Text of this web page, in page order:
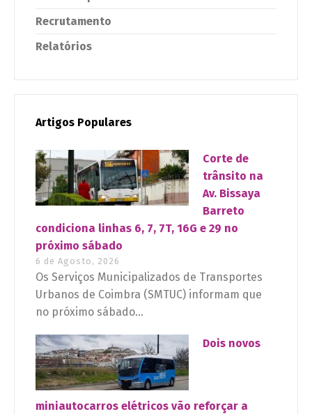
Recrutamento
Relatórios
Artigos Populares
Corte de
trânsito na
Av. Bissaya
Barreto
condiciona linhas 6, 7, 7T, 16G e 29 no
próximo sábado
6 de Agosto, 2026
Os Serviços Municipalizados de Transportes
Urbanos de Coimbra (SMTUC) informam que
no próximo sábado...
Dois novos
miniautocarros elétricos vão reforçar a